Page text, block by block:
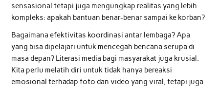
sensasional tetapi juga mengungkap realitas yang lebih
kompleks: apakah bantuan benar-benar sampai ke korban?
Bagaimana efektivitas koordinasi antar lembaga? Apa
yang bisa dipelajari untuk mencegah bencana serupa di
masa depan? Literasi media bagi masyarakat juga krusial.
Kita perlu melatih diri untuk tidak hanya bereaksi
emosional terhadap foto dan video yang viral, tetapi juga